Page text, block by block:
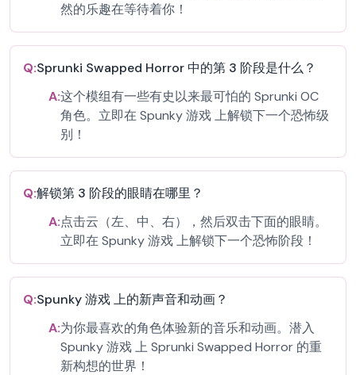
然的乐趣在等待着你！
Q:Sprunki Swapped Horror 中的第 3 阶段是什么？
A:这个模组有一些有史以来最可怕的 Sprunki OC
角色。立即在 Spunky 游戏 上解锁下一个恐怖级
别！
Q:解锁第 3 阶段的眼睛在哪里？
A:点击云（左、中、右），然后双击下面的眼睛。
立即在 Spunky 游戏 上解锁下一个恐怖阶段！
Q:Spunky 游戏 上的新声音和动画？
A:为你最喜欢的角色体验新的音乐和动画。潜入
Spunky 游戏 上 Sprunki Swapped Horror 的重
新构想的世界！